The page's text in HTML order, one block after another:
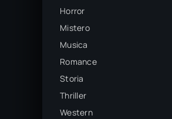
Horror
Mistero
Musica
Romance
Storia
Thriller
Western